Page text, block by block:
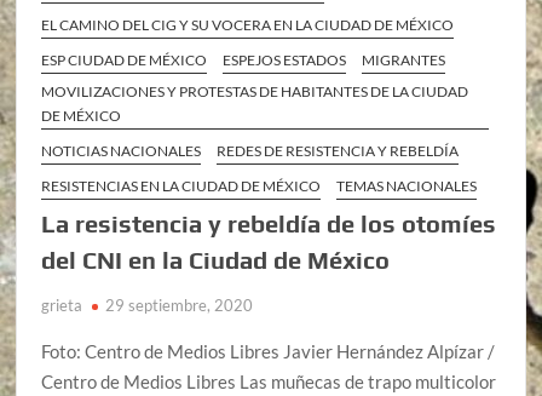
EL CAMINO DEL CIG Y SU VOCERA EN LA CIUDAD DE MÉXICO
ESP CIUDAD DE MÉXICO
ESPEJOS ESTADOS
MIGRANTES
MOVILIZACIONES Y PROTESTAS DE HABITANTES DE LA CIUDAD
DE MÉXICO
NOTICIAS NACIONALES
REDES DE RESISTENCIA Y REBELDÍA
RESISTENCIAS EN LA CIUDAD DE MÉXICO
TEMAS NACIONALES
La resistencia y rebeldía de los otomíes
del CNI en la Ciudad de México
grieta 29 septiembre, 2020
Foto: Centro de Medios Libres Javier Hernández Alpízar /
Centro de Medios Libres Las muñecas de trapo multicolor